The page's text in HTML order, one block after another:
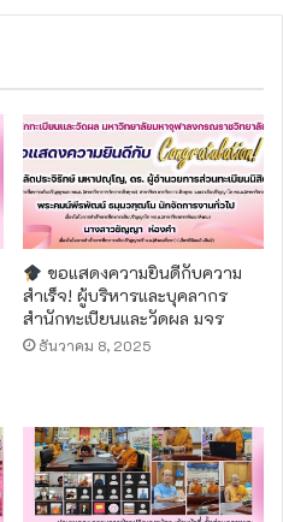
b
e
ขอแสดงความยินดีกับความ
สำเร็จ! ผู้บริหารและบุคลากร
สำนักทะเบียนและวัดผล มจร
ธันวาคม 8, 2025